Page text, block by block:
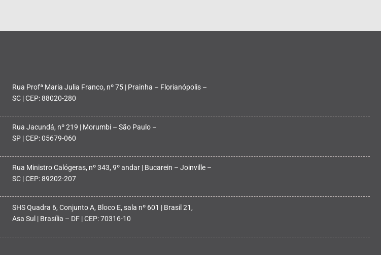
Rua Profª Maria Julia Franco, nº 75 | Prainha – Florianópolis –
SC | CEP: 88020-280
Rua Jacundá, nº 219 | Morumbi – São Paulo –
SP | CEP: 05679-060
Rua Ministro Calógeras, nº 343, 9º andar | Bucarein – Joinville –
SC | CEP: 89202-207
SHS Quadra 6, Conjunto A, Bloco E, sala nº 601 | Brasil 21,
Asa Sul | Brasília – DF | CEP: 70316-10